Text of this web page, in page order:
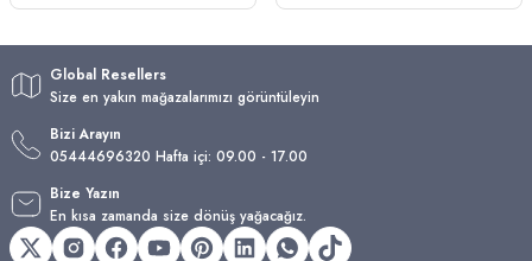
Global Resellers
Size en yakın mağazalarımızı görüntüleyin
Bizi Arayın
05444696320 Hafta içi: 09.00 - 17.00
Bize Yazın
En kısa zamanda size dönüş yağacağız.